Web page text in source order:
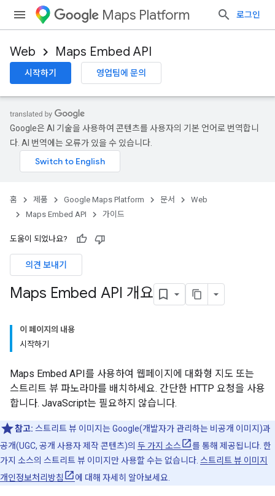
Maps Platform 로그인
Web Maps Embed API
시작하기 영업팀에 문의
Google은 AI 기술을 사용하여 콘텐츠를 사용자의 기본 언어로 번역합니
다. AI 번역에는 오류가 있을 수 있습니다.
홈 제품 Google Maps Platform 문서
Web
Maps Embed API
가이드
도움이 되었나요?
의견 보내기
Maps Embed API 개요
이 페이지의 내용
시작하기
Maps Embed API를 사용하여 웹페이지에 대화형 지도 또는
스트리트 뷰 파노라마를 배치하세요. 간단한 HTTP 요청을 사용
합니다. JavaScript는 필요하지 않습니다.
참고: 스트리트 뷰 이미지는 Google(개발자가 관리하는 비공개 이미지)과
공개(UGC, 공개 사용자 제작 콘텐츠)의 두 가지 소스
를 통해 제공됩니다. 한
가지 소스의 스트리트 뷰 이미지만 사용할 수는 없습니다. 스트리트 뷰 이미지
개인정보처리방침
에 대해 자세히 알아보세요.